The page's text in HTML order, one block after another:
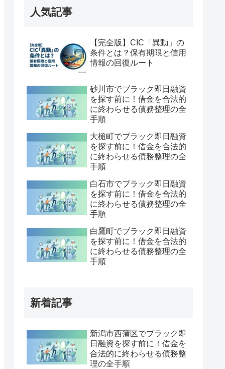
人気記事
【完全版】CIC「異動」の
条件とは？保有期限と信用
情報の回復ルート
砂川市でブラック即日融資
を探す前に！借金を合法的
に終わらせる債務整理の全
手順
大槌町でブラック即日融資
を探す前に！借金を合法的
に終わらせる債務整理の全
手順
白石市でブラック即日融資
を探す前に！借金を合法的
に終わらせる債務整理の全
手順
白鷹町でブラック即日融資
を探す前に！借金を合法的
に終わらせる債務整理の全
手順
新着記事
新潟市西蒲区でブラック即
日融資を探す前に！借金を
合法的に終わらせる債務整
理の全手順